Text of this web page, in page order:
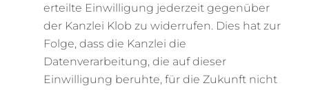
erteilte Einwilligung jederzeit gegenüber
der Kanzlei Klob zu widerrufen. Dies hat zur
Folge, dass die Kanzlei die
Datenverarbeitung, die auf dieser
Einwilligung beruhte, für die Zukunft nicht